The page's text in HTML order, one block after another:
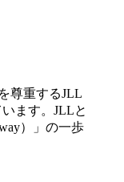
尊重するJLL
ます。JLLと
）」の一歩